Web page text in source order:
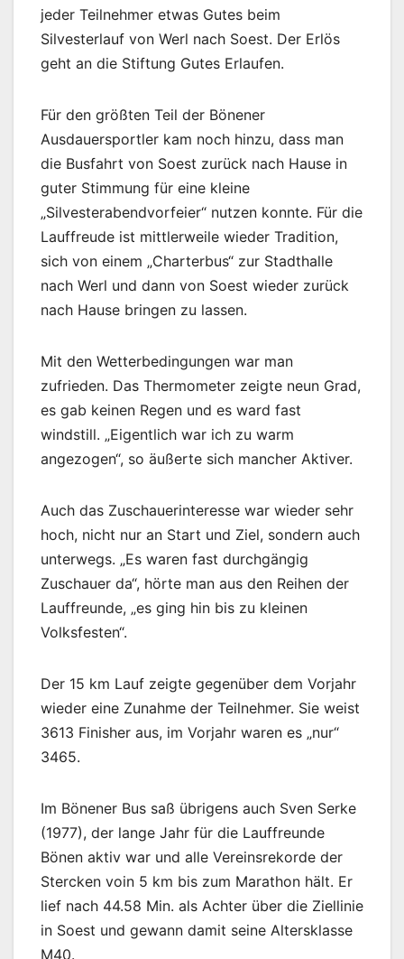
jeder Teilnehmer etwas Gutes beim
Silvesterlauf von Werl nach Soest. Der Erlös
geht an die Stiftung Gutes Erlaufen.
Für den größten Teil der Bönener
Ausdauersportler kam noch hinzu, dass man
die Busfahrt von Soest zurück nach Hause in
guter Stimmung für eine kleine
„Silvesterabendvorfeier“ nutzen konnte. Für die
Lauffreude ist mittlerweile wieder Tradition,
sich von einem „Charterbus“ zur Stadthalle
nach Werl und dann von Soest wieder zurück
nach Hause bringen zu lassen.
Mit den Wetterbedingungen war man
zufrieden. Das Thermometer zeigte neun Grad,
es gab keinen Regen und es ward fast
windstill. „Eigentlich war ich zu warm
angezogen“, so äußerte sich mancher Aktiver.
Auch das Zuschauerinteresse war wieder sehr
hoch, nicht nur an Start und Ziel, sondern auch
unterwegs. „Es waren fast durchgängig
Zuschauer da“, hörte man aus den Reihen der
Lauffreunde, „es ging hin bis zu kleinen
Volksfesten“.
Der 15 km Lauf zeigte gegenüber dem Vorjahr
wieder eine Zunahme der Teilnehmer. Sie weist
3613 Finisher aus, im Vorjahr waren es „nur“
3465.
Im Bönener Bus saß übrigens auch Sven Serke
(1977), der lange Jahr für die Lauffreunde
Bönen aktiv war und alle Vereinsrekorde der
Stercken voin 5 km bis zum Marathon hält. Er
lief nach 44.58 Min. als Achter über die Ziellinie
in Soest und gewann damit seine Altersklasse
M40.